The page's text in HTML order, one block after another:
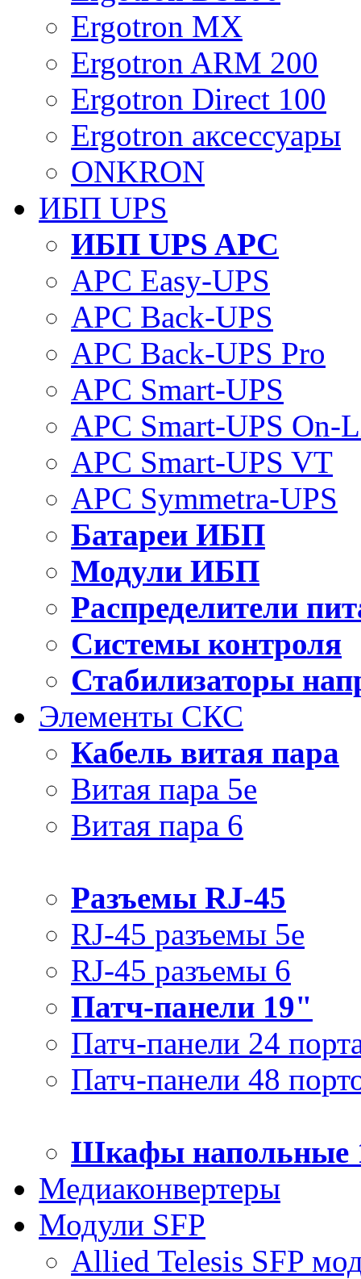
Ergotron MX
Ergotron ARM 200
Ergotron Direct 100
Ergotron аксессуары
ONKRON
ИБП UPS
ИБП UPS APC
APC Easy-UPS
APC Back-UPS
APC Back-UPS Pro
APC Smart-UPS
APC Smart-UPS On-
APC Smart-UPS VT
APC Symmetra-UPS
Батареи ИБП
Модули ИБП
Распределители
Системы контроля
Стабилизаторы
Элементы СКС
Кабель витая пара
Витая пара 5e
Витая пара 6
Разъемы RJ-45
RJ-45 разъемы 5e
RJ-45 разъемы 6
Патч-панели 19"
Патч-панели 24
Патч-панели 48
Шкафы напольные
Медиаконвертеры
Модули SFP
Allied Telesis SFP